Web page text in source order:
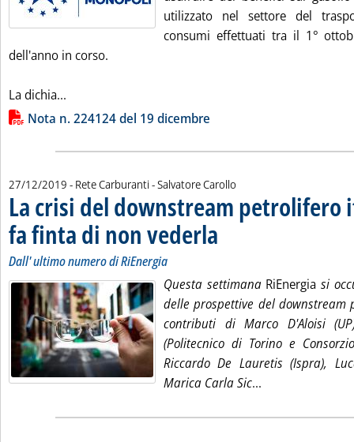
utilizzato nel settore del
consumi effettuati tra il 1°
dell'anno in corso.
La dichia...
Lista allegati PDF alla notizia
Nota n. 224124 del 19 dicembre
27/12/2019 - Rete Carburanti -di:
Salvatore Carollo
La crisi del downstream petrolifero
fa finta di non vederla . Sottotitolo: Dall' ultimo numero di
. Pubblicata venerdì 27 dicembre
Dall' ultimo numero di RiEnergia
Questa settimana RiEnergiasi
delle prospettive del downstream
contributi di Marco D'Aloisi
(Politecnico di Torino e
Riccardo De Lauretis (Ispra),
Marica Carla Sic...